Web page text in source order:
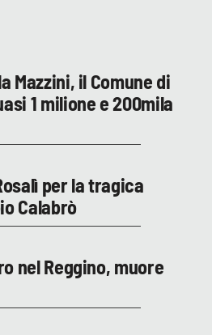
Mazzini, il Comune di
1 milione e 200mila
per la tragica
Calabrò
nel Reggino, muore